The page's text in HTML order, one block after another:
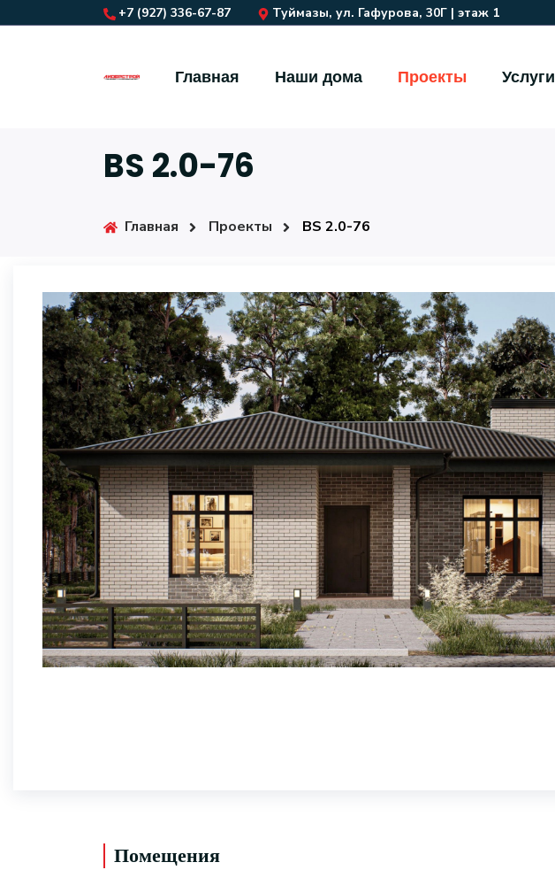
+7 (927) 336-67-87 Туймазы, ул. Гафурова, 30Г | этаж 1
Главная Наши дома Проекты Услуги
BS 2.0-76
Главная Проекты BS 2.0-76
Помещения